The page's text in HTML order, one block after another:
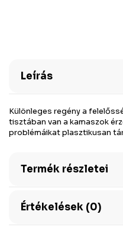
Leírás
Különleges regény a
tisztában van a kamaszok
problémáikat plasztikusan
Termék részletei
Értékelések (0)